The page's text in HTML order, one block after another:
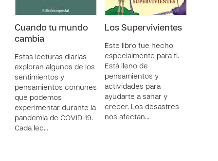
Cuando tu mundo
cambia
Estas lecturas diarias
exploran algunos de los
sentimientos y
pensamientos comunes
que podemos
experimentar durante la
pandemia de COVID-19.
Cada lec…
Los Supervivientes
Este libro fue hecho
especialmente para ti.
Está lleno de
pensamientos y
actividades para
ayudarte a sanar y
crecer. Los desastres
nos afectan…